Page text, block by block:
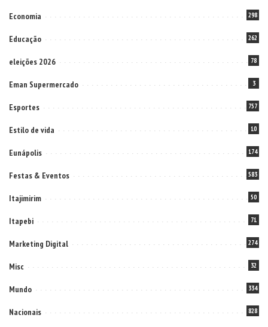
Economia 298
Educação 262
eleições 2026 78
Eman Supermercado 3
Esportes 757
Estilo de vida 10
Eunápolis 174
Festas & Eventos 583
Itajimirim 50
Itapebi 71
Marketing Digital 274
Misc 32
Mundo 334
Nacionais 828